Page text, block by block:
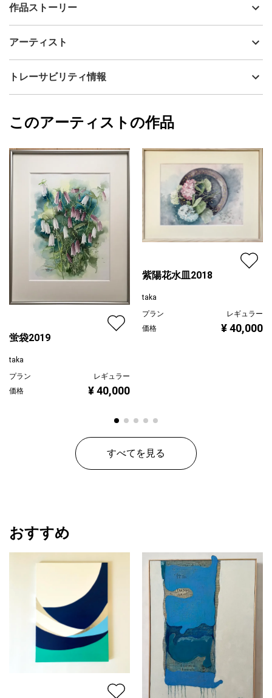
出品者
制作年
水彩
カラー
紫
配送目安
二週間以内
作品ストーリー
入った色になったが，果たしてプロセスはどうだったのかしら．
アーティスト
taka
フォローする
トレーサビリティ情報
taka
このアーティストの作品
蛍袋2019
taka
プラン
レギュラー
価格
¥ 40,000
紫陽花水皿2018
taka
プラン
レギュラー
価格
¥ 40,000
すべてを見る
おすすめ